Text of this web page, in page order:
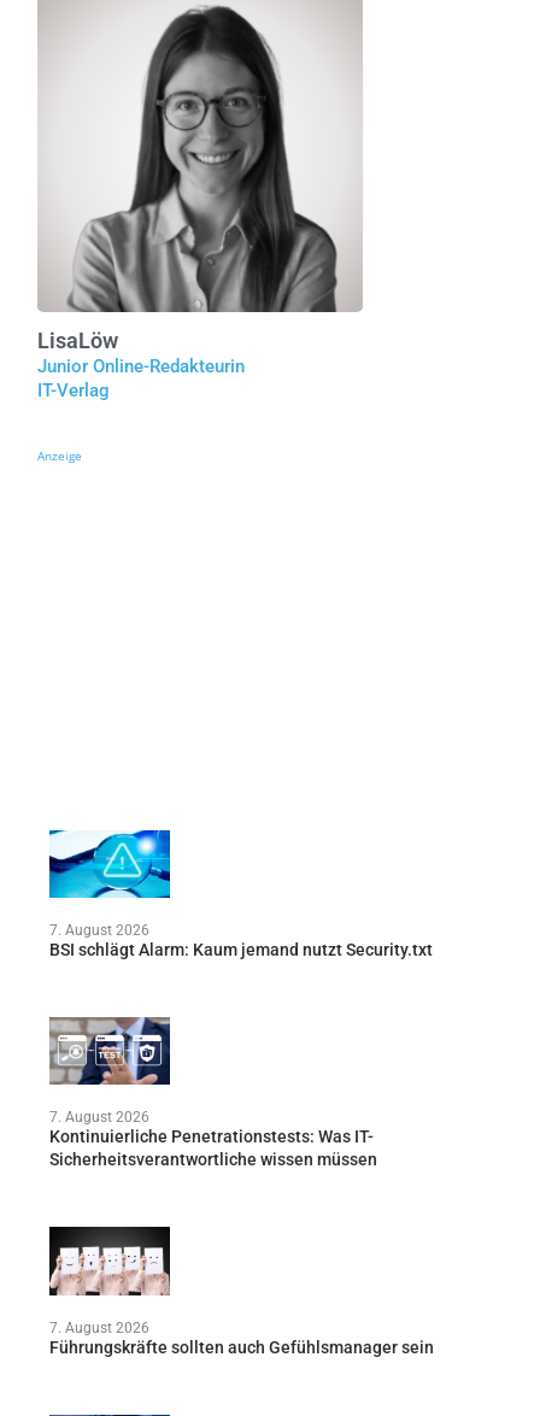
LisaLöw
Junior Online-Redakteurin
IT-Verlag
Anzeige
7. August 2026
BSI schlägt Alarm: Kaum jemand nutzt Security.txt
7. August 2026
Kontinuierliche Penetrationstests: Was IT-
Sicherheitsverantwortliche wissen müssen
7. August 2026
Führungskräfte sollten auch Gefühlsmanager sein